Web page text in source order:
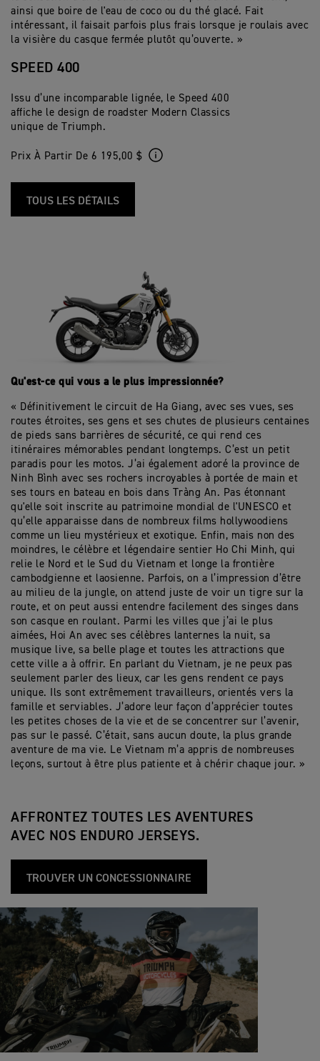
ainsi que boire de l'eau de coco ou du thé glacé. Fait
intéressant, il faisait parfois plus frais lorsque je roulais avec
la visière du casque fermée plutôt qu’ouverte. »
SPEED 400
Issu d’une incomparable lignée, le Speed 400
affiche le design de roadster Modern Classics
unique de Triumph.
Prix À Partir De 6 195,00 $
TOUS LES DÉTAILS
Qu'est-ce qui vous a le plus impressionnée?
« Définitivement le circuit de Ha Giang, avec ses vues, ses
routes étroites, ses gens et ses chutes de plusieurs centaines
de pieds sans barrières de sécurité, ce qui rend ces
itinéraires mémorables pendant longtemps. C’est un petit
paradis pour les motos. J’ai également adoré la province de
Ninh Bình avec ses rochers incroyables à portée de main et
ses tours en bateau en bois dans Tràng An. Pas étonnant
qu'elle soit inscrite au patrimoine mondial de l'UNESCO et
qu’elle apparaisse dans de nombreux films hollywoodiens
comme un lieu mystérieux et exotique. Enfin, mais non des
moindres, le célèbre et légendaire sentier Ho Chi Minh, qui
relie le Nord et le Sud du Vietnam et longe la frontière
cambodgienne et laosienne. Parfois, on a l’impression d’être
au milieu de la jungle, on attend juste de voir un tigre sur la
route, et on peut aussi entendre facilement des singes dans
son casque en roulant. Parmi les villes que j’ai le plus
aimées, Hoi An avec ses célèbres lanternes la nuit, sa
musique live, sa belle plage et toutes les attractions que
cette ville a à offrir. En parlant du Vietnam, je ne peux pas
seulement parler des lieux, car les gens rendent ce pays
unique. Ils sont extrêmement travailleurs, orientés vers la
famille et serviables. J’adore leur façon d’apprécier toutes
les petites choses de la vie et de se concentrer sur l’avenir,
pas sur le passé. C’était, sans aucun doute, la plus grande
aventure de ma vie. Le Vietnam m’a appris de nombreuses
leçons, surtout à être plus patiente et à chérir chaque jour. »
AFFRONTEZ TOUTES LES AVENTURES
AVEC NOS ENDURO JERSEYS.
TROUVER UN CONCESSIONNAIRE